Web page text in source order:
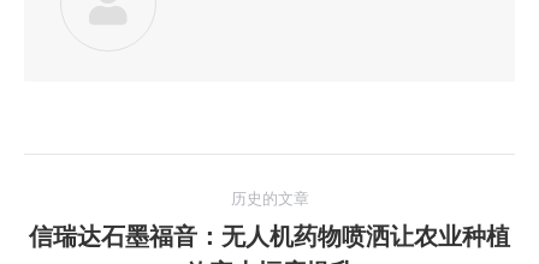
章
历史的文章
历
信瑞达石墨福音：无人机药物喷洒让农业种植